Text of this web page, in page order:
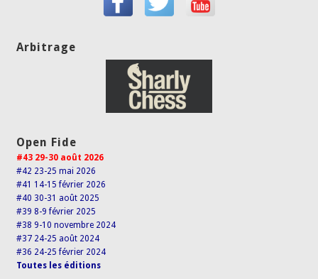
Arbitrage
Open Fide
#43 29-30 août 2026
#42 23-25 mai 2026
#41 14-15 février 2026
#40 30-31 août 2025
#39 8-9 février 2025
#38 9-10 novembre 2024
#37 24-25 août 2024
#36 24-25 février 2024
Toutes les éditions